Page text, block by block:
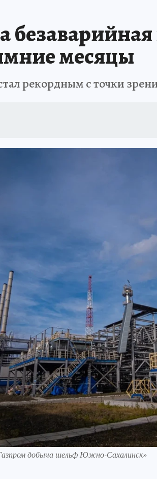
ВЛАДИВОСТОКЕ 2026
ИСТОРИИ ДАЛЬНЕГО ВОСТОКА АФИША
месяцы
рекордным с точки
добыча шельф Южно-Сахалинск»